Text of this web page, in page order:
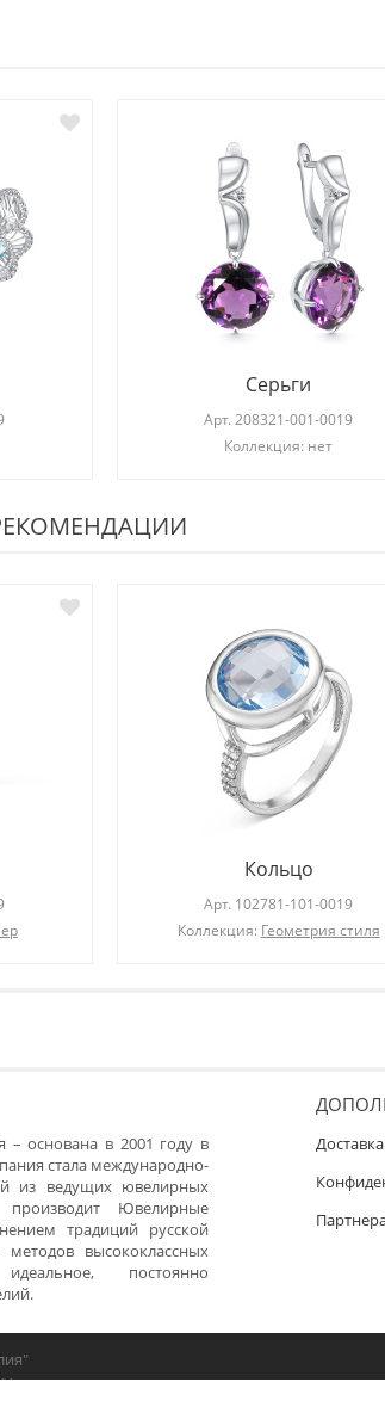
Серьги
Арт.208321-001-0019
Коллекция: нет
Кольцо
Арт. 102781-101-0019
Коллекция: Геометрия стиля
основана в 2001 году в
стала международно-
из ведущих ювелирных
Ювелирные
традиций русской
высококлассных
постоянно